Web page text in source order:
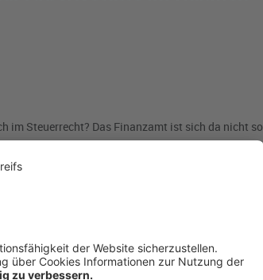
im Steuerrecht? Das Finanzamt ist sich da nicht so